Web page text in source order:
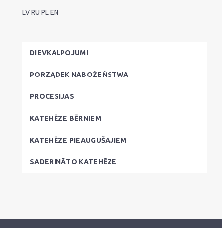
LVRU PLEN
DIEVKALPOJUMI
PORZĄDEK NABOŻEŃSTWA
PROCESIJAS
KATEHĒZE BĒRNIEM
KATEHĒZE PIEAUGUŠAJIEM
SADERINĀTO KATEHĒZE